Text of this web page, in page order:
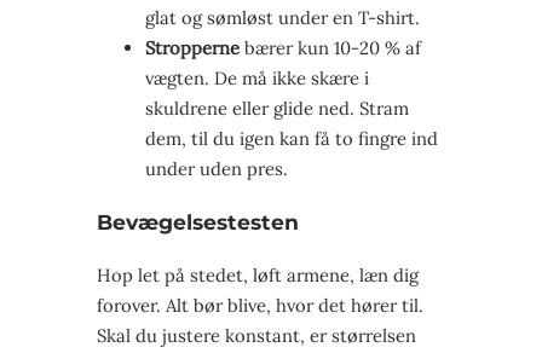
glat og sømløst under en T-shirt.
Stropperne bærer kun 10-20 % af
vægten. De må ikke skære i
skuldrene eller glide ned. Stram
dem, til du igen kan få to fingre ind
under uden pres.
Bevægelsestesten
Hop let på stedet, løft armene, læn dig
forover. Alt bør blive, hvor det hører til.
Skal du justere konstant, er størrelsen